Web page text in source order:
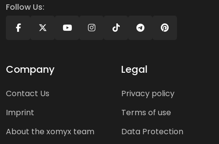
Follow Us:
Company
Contact Us
Imprint
About the xomyx team
Legal
Privacy policy
Terms of use
Data Protection